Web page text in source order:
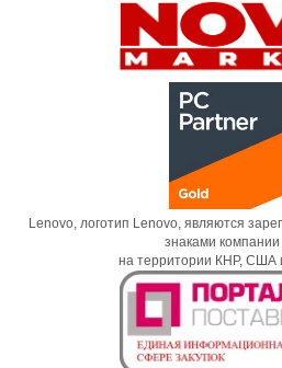
Lenovo, логотип Lenovo, являются
знаками
на территории КНР, США и